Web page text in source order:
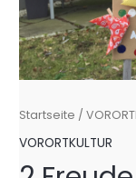
Startseite /
VORORTKULTUR